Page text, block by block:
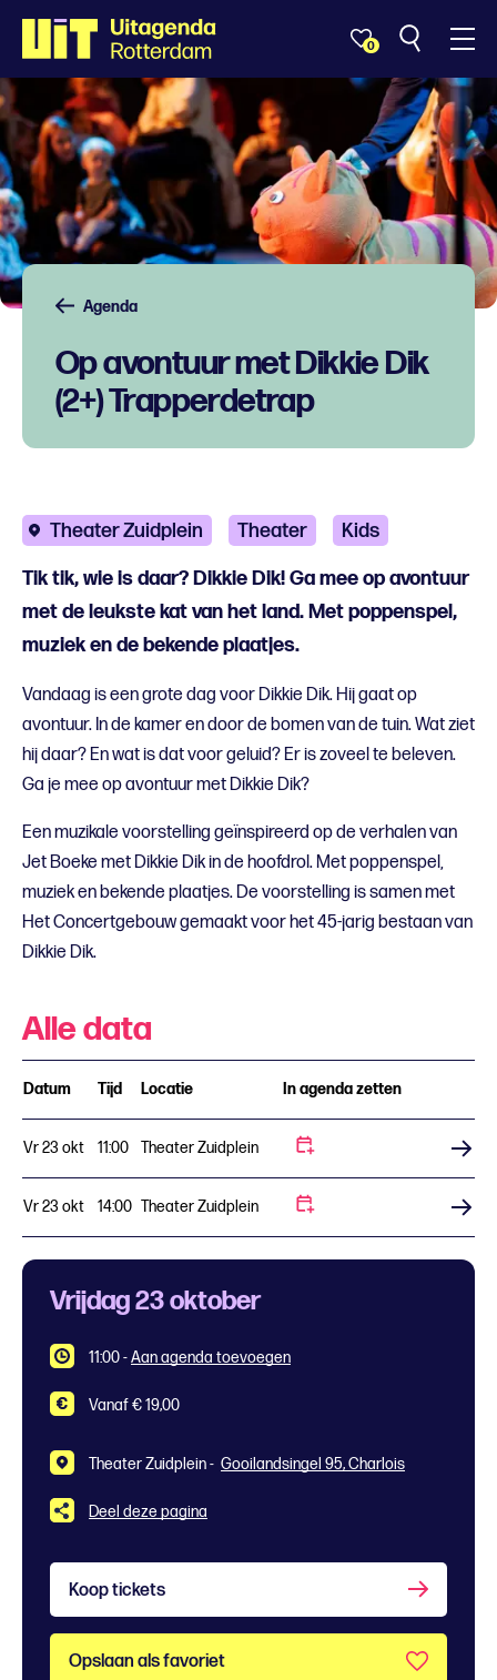
0
Agenda
Op avontuur met Dikkie Dik
(2+) Trapperdetrap
Theater Zuidplein Theater Kids
Tik tik, wie is daar? Dikkie Dik! Ga mee op avontuur
met de leukste kat van het land. Met poppenspel,
muziek en de bekende plaatjes.
Vandaag is een grote dag voor Dikkie Dik. Hij gaat op
avontuur. In de kamer en door de bomen van de tuin. Wat ziet
hij daar? En wat is dat voor geluid? Er is zoveel te beleven.
Ga je mee op avontuur met Dikkie Dik?
Een muzikale voorstelling geïnspireerd op de verhalen van
Jet Boeke met Dikkie Dik in de hoofdrol. Met poppenspel,
muziek en bekende plaatjes. De voorstelling is samen met
Het Concertgebouw gemaakt voor het 45-jarig bestaan van
Dikkie Dik.
Alle data
Datum Tijd Locatie In agenda zetten
Vr 23 okt 11:00 Theater Zuidplein
Vr 23 okt 14:00 Theater Zuidplein
Vrijdag 23 oktober
11:00-Aan agenda toevoegen
Vanaf € 19,00
Theater Zuidplein - Gooilandsingel 95, Charlois
Deel deze pagina
Koop tickets
Opslaan als favoriet